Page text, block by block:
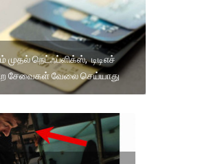
முதல் நெட்ஃப்ளிக்ஸ், டிடிஎச்
சேவைகள் வேலை செய்யாது